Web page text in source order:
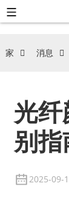
家 消息
光
别指
2025-09-